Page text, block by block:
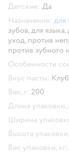
Детские: Да
Назначение: для
зубов,для языка,
уход, против
против зубного
Особенности
Вкус пасты:
Вес, г: 200
Длина упаковки,
Ширина
Высота
Вес упаковки, кг: